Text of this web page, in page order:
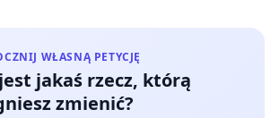
WŁASNĄ PETYCJĘ
jakaś rzecz, którą
zmienić?